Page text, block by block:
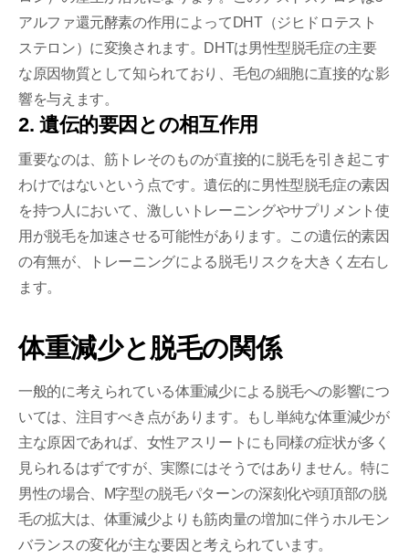
アルファ還元酵素の作用によってDHT（ジヒドロテスト
ステロン）に変換されます。DHTは男性型脱毛症の主要
な原因物質として知られており、毛包の細胞に直接的な影
響を与えます。
2. 遺伝的要因との相互作用
重要なのは、筋トレそのものが直接的に脱毛を引き起こす
わけではないという点です。遺伝的に男性型脱毛症の素因
を持つ人において、激しいトレーニングやサプリメント使
用が脱毛を加速させる可能性があります。この遺伝的素因
の有無が、トレーニングによる脱毛リスクを大きく左右し
ます。
体重減少と脱毛の関係
一般的に考えられている体重減少による脱毛への影響につ
いては、注目すべき点があります。もし単純な体重減少が
主な原因であれば、女性アスリートにも同様の症状が多く
見られるはずですが、実際にはそうではありません。特に
男性の場合、M字型の脱毛パターンの深刻化や頭頂部の脱
毛の拡大は、体重減少よりも筋肉量の増加に伴うホルモン
バランスの変化が主な要因と考えられています。